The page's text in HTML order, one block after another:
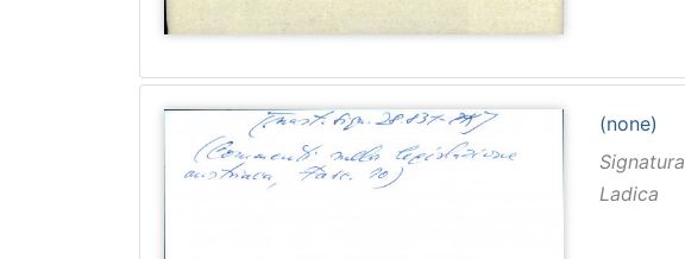
(none)
Signatura
Ladica